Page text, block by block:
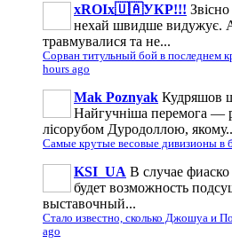
xROIx🇺🇦УКР!!!
нехай швидше видужує.
травмувалися та не...
Сорван титульный бой в последнем
hours ago
Mak Poznyak Кудряшов
Найгучніша перемога —
лісорубом Дуродоллою,
Самые крутые весовые дивизионы в
KSI_UA В случае
будет возможность
выставочный...
Стало известно, сколько Джошуа и
ago